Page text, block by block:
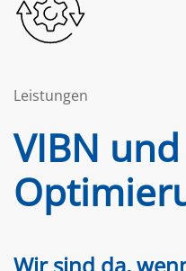
Leistungen
VIBN und